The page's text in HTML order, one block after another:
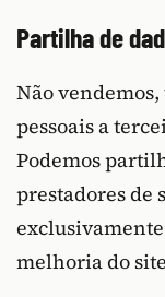
Partilha de
Não
pessoais a
Podemos
prestadores de
melhoria do